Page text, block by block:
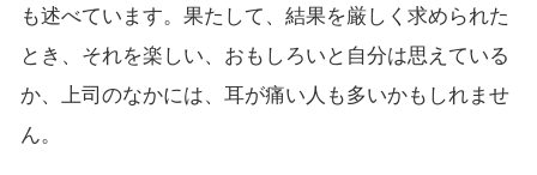
も述べています。果たして、結果を厳しく求められた
とき、それを楽しい、おもしろいと自分は思えている
か、上司のなかには、耳が痛い人も多いかもしれませ
ん。